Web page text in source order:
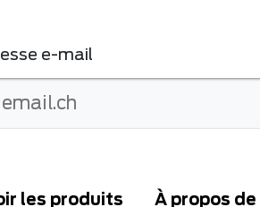
e-mail
les produits À propos de